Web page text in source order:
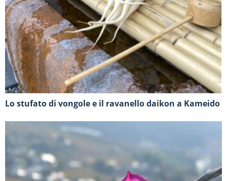
Lo stufato di vongole e il ravanello daikon a Kameido